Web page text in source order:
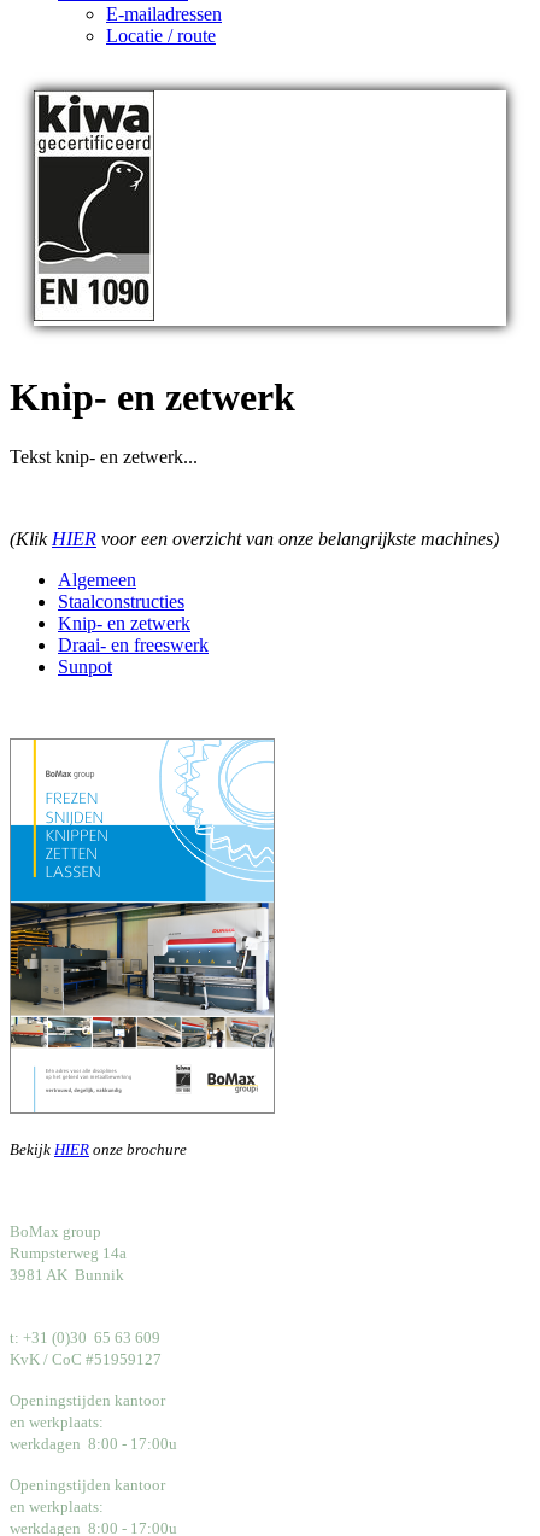
E-mailadressen
Locatie / route
Knip- en zetwerk
Tekst knip- en zetwerk...
(Klik HIER voor een overzicht van onze belangrijkste machines)
Algemeen
Staalconstructies
Knip- en zetwerk
Draai- en freeswerk
Sunpot
Bekijk HIER onze brochure
BoMax group
Rumpsterweg 14a
3981 AK Bunnik
t: +31 (0)30 65 63 609
KvK / CoC #51959127
Openingstijden kantoor
en werkplaats:
werkdagen 8:00 - 17:00u
Openingstijden kantoor
en werkplaats:
werkdagen 8:00 - 17:00u